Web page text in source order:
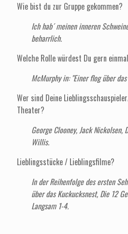
Wie bist du zur Gruppe gekommen?
Ich hab´ meinen inneren
beharrlich.
Welche Rolle würdest Du gern
McMurphy in: "Einer flog über
Wer sind Deine
Theater?
George Clooney, Jack Nickolsen,
Willis.
Lieblingsstücke / Lieblingsfilme?
In der Reihenfolge des ersten
über das Kuckucksnest, Die 12
Langsam 1-4.